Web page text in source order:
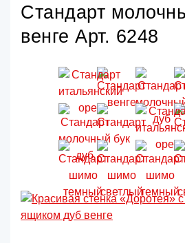
Стандарт
венге Арт. 6248